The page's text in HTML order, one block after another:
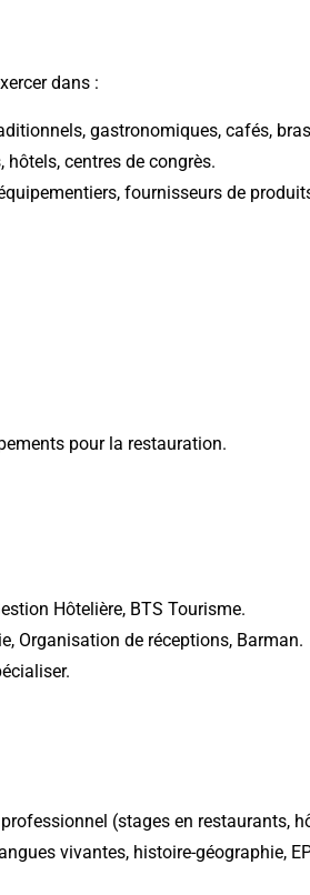
dans :
gastronomiques, cafés,
hôtels, centres de congrès.
fournisseurs de
pour la restauration.
Hôtelière, BTS Tourisme.
Organisation de réceptions, Barman.
(stages en restaurants,
vivantes, histoire-géographie,